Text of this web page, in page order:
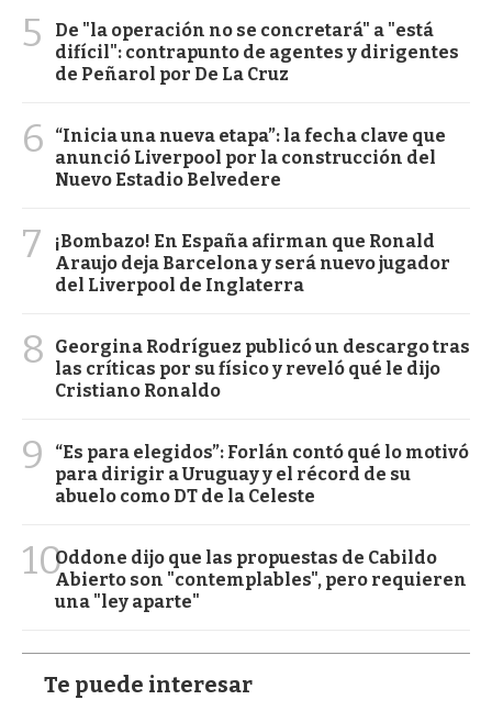
5
De "la operación no se concretará" a "está
difícil": contrapunto de agentes y dirigentes
de Peñarol por De La Cruz
6
“Inicia una nueva etapa”: la fecha clave que
anunció Liverpool por la construcción del
Nuevo Estadio Belvedere
7
¡Bombazo! En España afirman que Ronald
Araujo deja Barcelona y será nuevo jugador
del Liverpool de Inglaterra
8
Georgina Rodríguez publicó un descargo tras
las críticas por su físico y reveló qué le dijo
Cristiano Ronaldo
9
“Es para elegidos”: Forlán contó qué lo motivó
para dirigir a Uruguay y el récord de su
abuelo como DT de la Celeste
10Oddone dijo que las propuestas de Cabildo
Abierto son "contemplables", pero requieren
una "ley aparte"
Te puede interesar